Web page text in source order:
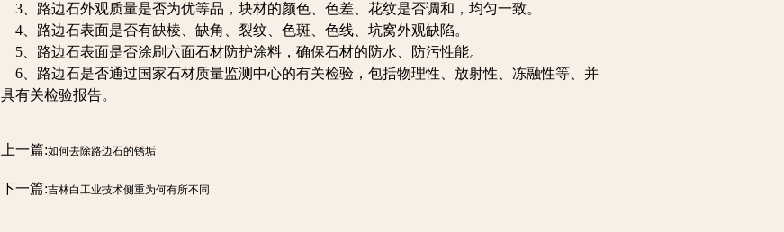
3、路边石外观质量是否为优等品，块材的颜色、色差、花纹是否调和，均匀一致。
4、路边石表面是否有缺棱、缺角、裂纹、色斑、色线、坑窝外观缺陷。
5、路边石表面是否涂刷六面石材防护涂料，确保石材的防水、防污性能。
6、路边石是否通过国家石材质量监测中心的有关检验，包括物理性、放射性、冻融性等、并
具有关检验报告。
上一篇:如何去除路边石的锈垢
下一篇:吉林白工业技术侧重为何有所不同